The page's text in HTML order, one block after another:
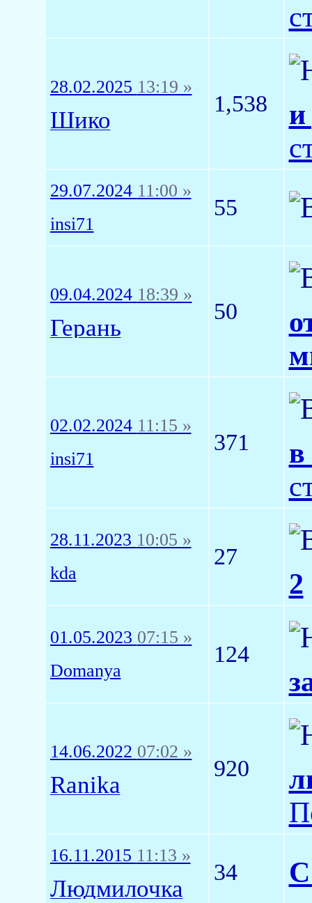
28.02.2025 13:19 »
Шико
1,538
и
29.07.2024 11:00 »
insi71
55
09.04.2024 18:39 »
Герань
50
02.02.2024 11:15 »
insi71
371
в
28.11.2023 10:05 »
kda
27
2
01.05.2023 07:15 »
Domanya
124
14.06.2022 07:02 »
Ranika
920
16.11.2015 11:13 »
Людмилочка
34